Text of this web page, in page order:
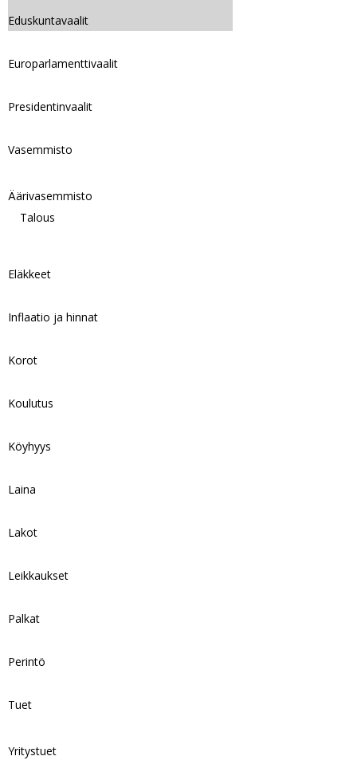
Eduskuntavaalit
Europarlamenttivaalit
Presidentinvaalit
Vasemmisto
Äärivasemmisto
Talous
Eläkkeet
Inflaatio ja hinnat
Korot
Koulutus
Köyhyys
Laina
Lakot
Leikkaukset
Palkat
Perintö
Tuet
Yritystuet